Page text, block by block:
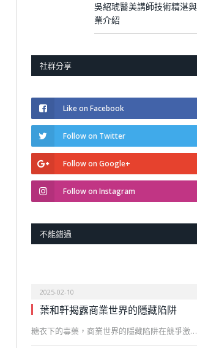
吳紹琥醫美講師技術精湛
業介紹
社群分享
Like on Facebook
Follow on Twitter
Follow on Google+
Follow on Instagram
不能錯過
2025-02-10
葉和軒揭露商業世界的隱藏陷阱
糖衣下的毒藥，商業世界的隱藏陷阱在競爭激…